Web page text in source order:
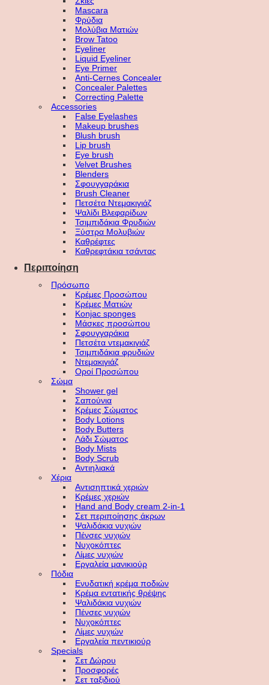
Mascara
Φρύδια
Μολύβια Ματιών
Brow Tatoo
Eyeliner
Liquid Eyeliner
Eye Primer
Anti-Cernes Concealer
Concealer Palettes
Correcting Palette
Accessories
False Eyelashes
Makeup brushes
Blush brush
Lip brush
Eye brush
Velvet Brushes
Blenders
Σφουγγαράκια
Brush Cleaner
Πετσέτα Ντεμακιγιάζ
Ψαλίδι Βλεφαρίδων
Τσιμπιδάκια Φρυδιών
Ξύστρα Μολυβιών
Καθρέφτες
Καθρεφτάκια τσάντας
Περιποίηση
Πρόσωπο
Κρέμες Προσώπου
Κρέμες Ματιών
Konjac sponges
Μάσκες προσώπου
Σφουγγαράκια
Πετσέτα ντεμακιγιάζ
Τσιμπιδάκια φρυδιών
Ντεμακιγιάζ
Οροί Προσώπου
Σώμα
Shower gel
Σαπούνια
Κρέμες Σώματος
Body Lotions
Body Butters
Λάδι Σώματος
Body Mists
Body Scrub
Αντιηλιακά
Χέρια
Αντισηπτικά χεριών
Κρέμες χεριών
Hand and Body cream 2-in-1
Σετ περιποίησης άκρων
Ψαλιδάκια νυχιών
Πένσες νυχιών
Νυχοκόπτες
Λίμες νυχιών
Εργαλεία μανικιούρ
Πόδια
Ενυδατική κρέμα ποδιών
Κρέμα εντατικής θρέψης
Ψαλιδάκια νυχιών
Πένσες νυχιών
Νυχοκόπτες
Λίμες νυχιών
Εργαλεία πεντικιούρ
Specials
Σετ Δώρου
Προσφορές
Σετ ταξιδιού